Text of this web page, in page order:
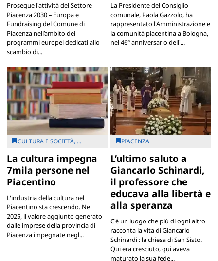
Prosegue l'attività del Settore
Piacenza 2030 – Europa e
Fundraising del Comune di
Piacenza nell’ambito dei
programmi europei dedicati allo
scambio di...
La Presidente del Consiglio
comunale, Paola Gazzolo, ha
rappresentato l'Amministrazione e
la comunità piacentina a Bologna,
nel 46° anniversario dell'...
CULTURA E SOCIETÀ, ...
La cultura impegna
7mila persone nel
Piacentino
L'industria della cultura nel
Piacentino sta crescendo. Nel
2025, il valore aggiunto generato
dalle imprese della provincia di
Piacenza impegnate negl...
PIACENZA
L’ultimo saluto a
Giancarlo Schinardi,
il professore che
educava alla libertà e
alla speranza
C'è un luogo che più di ogni altro
racconta la vita di Giancarlo
Schinardi : la chiesa di San Sisto.
Qui era cresciuto, qui aveva
maturato la sua fede...